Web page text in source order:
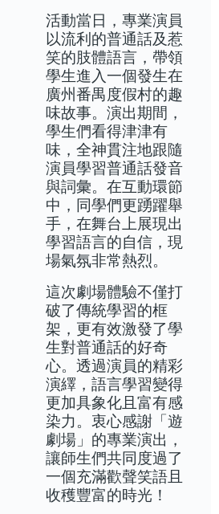
活動當日，專業演員
以流利的普通話及惹
笑的肢體語言，帶領
學生進入一個發生在
廣州番禺度假村的趣
味故事。演出期間，
學生們看得津津有
味，全神貫注地跟隨
演員學習普通話發音
與詞彙。在互動環節
中，同學們更踴躍舉
手，在舞台上展現出
學習語言的自信，現
場氣氛非常熱烈。
這次劇場體驗不僅打
破了傳統學習的框
架，更有效激發了學
生對普通話的好奇
心。透過演員的精彩
演繹，語言學習變得
更加具象化且富有感
染力。衷心感謝「遊
劇場」的專業演出，
讓師生們共同度過了
一個充滿歡聲笑語且
收穫豐富的時光！